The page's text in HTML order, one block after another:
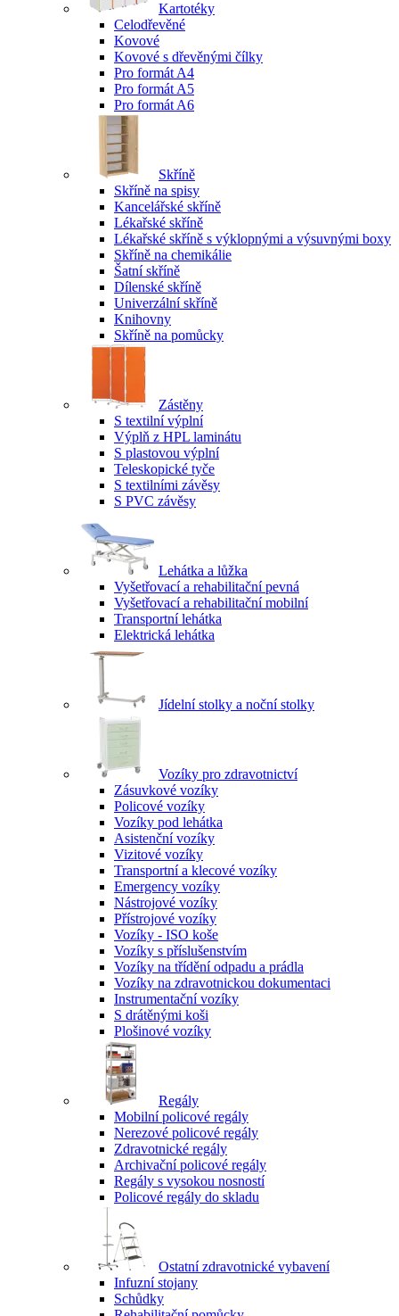
Kartotéky
Celodřevěné
Kovové
Kovové s dřevěnými čílky
Pro formát A4
Pro formát A5
Pro formát A6
Skříně
Skříně na spisy
Kancelářské skříně
Lékařské skříně
Lékařské skříně s výklopnými a výsuvnými boxy
Skříně na chemikálie
Šatní skříně
Dílenské skříně
Univerzální skříně
Knihovny
Skříně na pomůcky
Zástěny
S textilní výplní
Výplň z HPL laminátu
S plastovou výplní
Teleskopické tyče
S textilními závěsy
S PVC závěsy
Lehátka a lůžka
Vyšetřovací a rehabilitační pevná
Vyšetřovací a rehabilitační mobilní
Transportní lehátka
Elektrická lehátka
Jídelní stolky a noční stolky
Vozíky pro zdravotnictví
Zásuvkové vozíky
Policové vozíky
Vozíky pod lehátka
Asistenční vozíky
Vizitové vozíky
Transportní a klecové vozíky
Emergency vozíky
Nástrojové vozíky
Přístrojové vozíky
Vozíky - ISO koše
Vozíky s příslušenstvím
Vozíky na třídění odpadu a prádla
Vozíky na zdravotnickou dokumentaci
Instrumentační vozíky
S drátěnými koši
Plošinové vozíky
Regály
Mobilní policové regály
Nerezové policové regály
Zdravotnické regály
Archivační policové regály
Regály s vysokou nosností
Policové regály do skladu
Ostatní zdravotnické vybavení
Infuzní stojany
Schůdky